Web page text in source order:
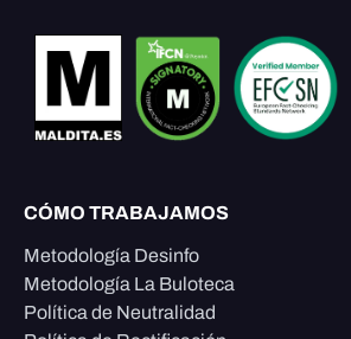
CÓMO TRABAJAMOS
Metodología Desinfo
Metodología La Buloteca
Política de Neutralidad